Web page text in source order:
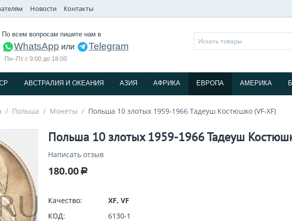
Новости Контакты
По всем вопросам пишите нам в
WhatsApp или Telegram
Пн–Пт с 9:00 до 18:00
АВСТРАЛИЯ И ОКЕАНИЯ АЗИЯ АФРИКА ЕВРОПА АМЕРИКА
/ Польша / Монеты / Польша 10 злотых 1959-1966 Тадеуш Костюшко (VF-XF)
Польша 10 злотых 1959-1966 Тадеуш
Написать отзыв
180.00 Р
Качество:
XF, VF
КОД:
6130-1